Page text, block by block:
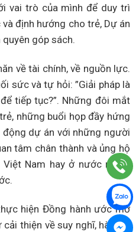
vai trò của mình để duy trì
định hướng cho trẻ, Dự án
góp sách.
về tài chính, về nguồn lực.
sức và tự hỏi: ”Giải pháp là
tiếp tục?”. Những đôi mắt
những buổi họp đầy hứng
dự án với những người
tâm chân thành và ủng hộ
Nam hay ở nước ngoài
hiện Đồng hành ước mơ
thiện về suy nghĩ, hành vi